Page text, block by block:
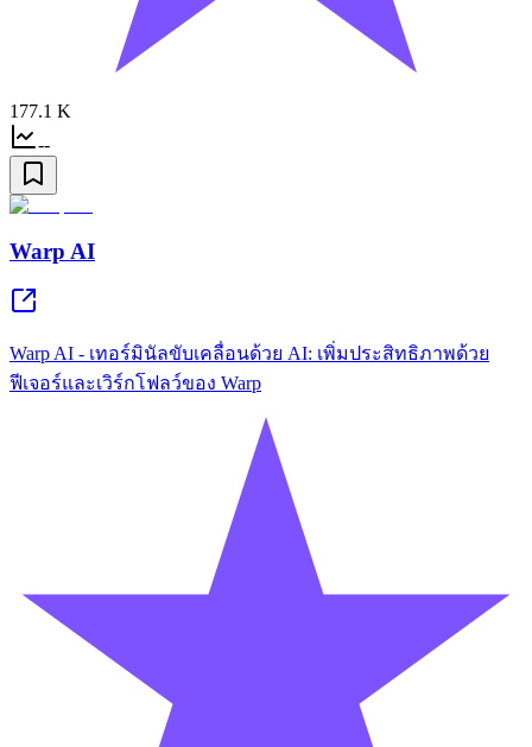
177.1 K
--
Warp AI
Warp AI - เทอร์มินัลขับเคลื่อนด้วย AI: เพิ่มประสิทธิภาพด้วย
ฟีเจอร์และเวิร์กโฟลว์ของ Warp